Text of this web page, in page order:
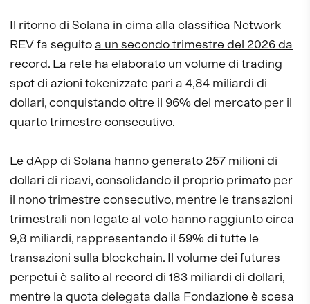
Il ritorno di Solana in cima alla classifica Network
REV fa seguitoa un secondo trimestre del 2026 da
record. La rete ha elaborato un volume di trading
spot di azioni tokenizzate pari a 4,84 miliardi di
dollari, conquistando oltre il 96% del mercato per il
quarto trimestre consecutivo.
Le dApp di Solana hanno generato 257 milioni di
dollari di ricavi, consolidando il proprio primato per
il nono trimestre consecutivo, mentre le transazioni
trimestrali non legate al voto hanno raggiunto circa
9,8 miliardi, rappresentando il 59% di tutte le
transazioni sulla blockchain. Il volume dei futures
perpetui è salito al record di 183 miliardi di dollari,
mentre la quota delegata dalla Fondazione è scesa